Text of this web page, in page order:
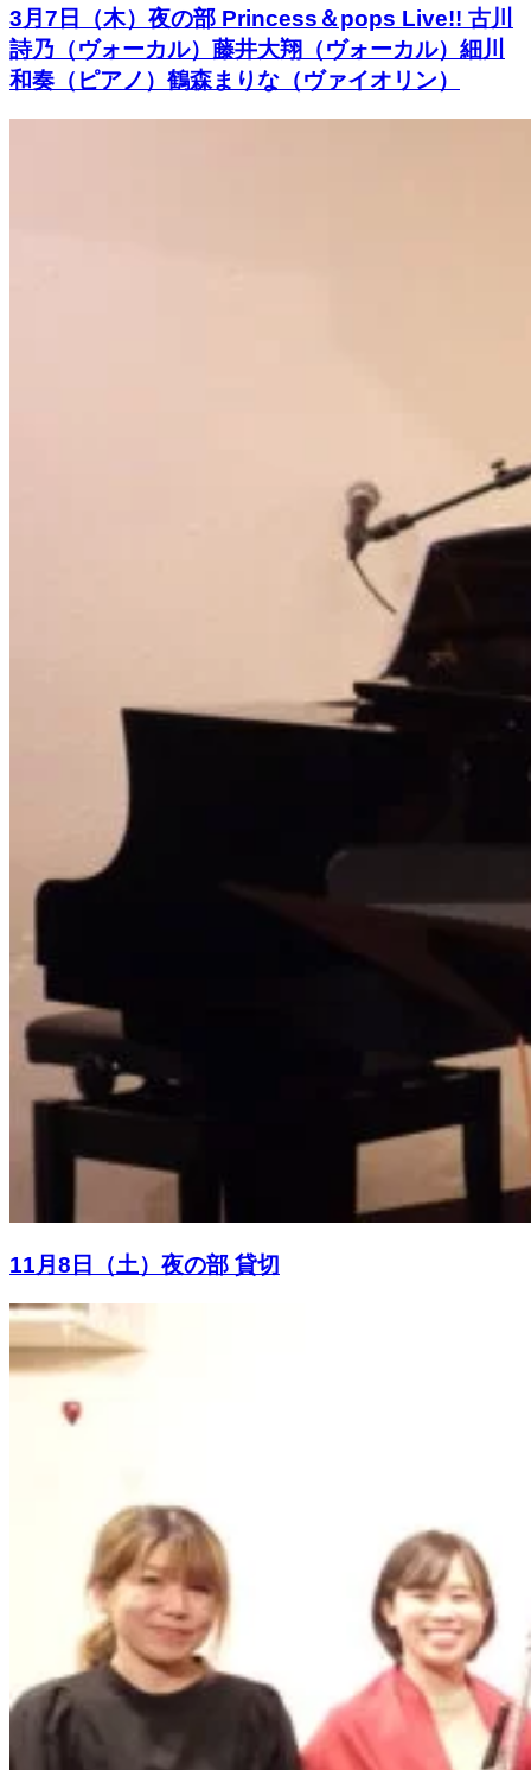
3月7日（木）夜の部 Princess＆pops Live!! 古川
詩乃（ヴォーカル）藤井大翔（ヴォーカル）細川
和奏（ピアノ）鶴森まりな（ヴァイオリン）
11月8日（土）夜の部 貸切